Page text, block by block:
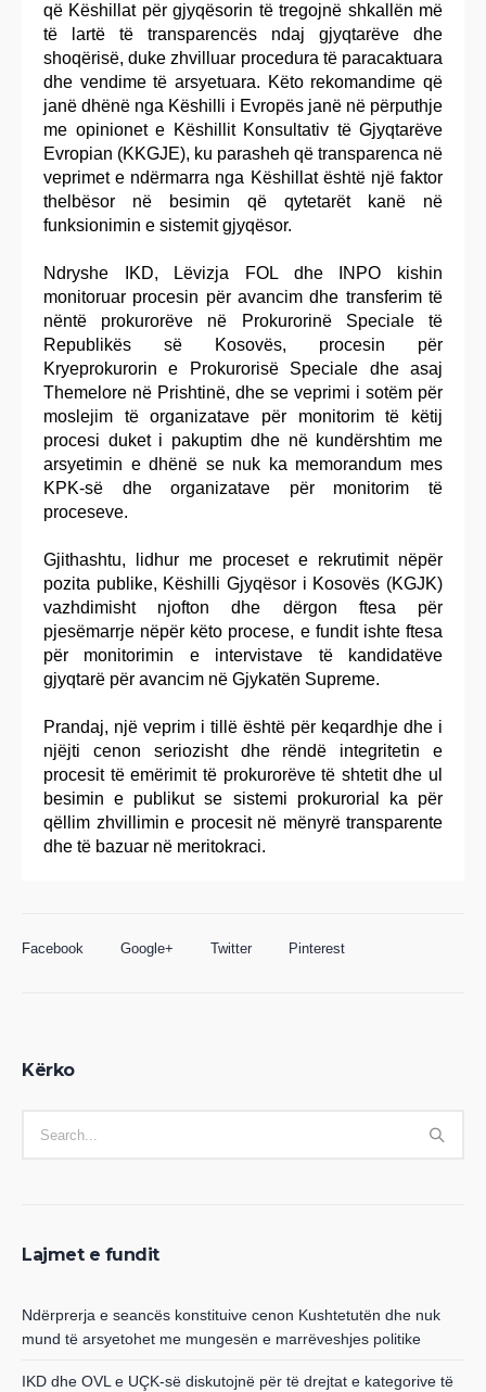
që Këshillat për gjyqësorin të tregojnë shkallën më
të lartë të transparencës ndaj gjyqtarëve dhe
shoqërisë, duke zhvilluar procedura të paracaktuara
dhe vendime të arsyetuara. Këto rekomandime që
janë dhënë nga Këshilli i Evropës janë në përputhje
me opinionet e Këshillit Konsultativ të Gjyqtarëve
Evropian (KKGJE), ku parasheh që transparenca në
veprimet e ndërmarra nga Këshillat është një faktor
thelbësor në besimin që qytetarët kanë në
funksionimin e sistemit gjyqësor.
Ndryshe IKD, Lëvizja FOL dhe INPO kishin
monitoruar procesin për avancim dhe transferim të
nëntë prokurorëve në Prokurorinë Speciale të
Republikës së Kosovës, procesin për
Kryeprokurorin e Prokurorisë Speciale dhe asaj
Themelore në Prishtinë, dhe se veprimi i sotëm për
moslejim të organizatave për monitorim të këtij
procesi duket i pakuptim dhe në kundërshtim me
arsyetimin e dhënë se nuk ka memorandum mes
KPK-së dhe organizatave për monitorim të
proceseve.
Gjithashtu, lidhur me proceset e rekrutimit nëpër
pozita publike, Këshilli Gjyqësor i Kosovës (KGJK)
vazhdimisht njofton dhe dërgon ftesa për
pjesëmarrje nëpër këto procese, e fundit ishte ftesa
për monitorimin e intervistave të kandidatëve
gjyqtarë për avancim në Gjykatën Supreme.
Prandaj, një veprim i tillë është për keqardhje dhe i
njëjti cenon seriozisht dhe rëndë integritetin e
procesit të emërimit të prokurorëve të shtetit dhe ul
besimin e publikut se sistemi prokurorial ka për
qëllim zhvillimin e procesit në mënyrë transparente
dhe të bazuar në meritokraci.
Facebook Google+ Twitter Pinterest
Kërko
Lajmet e fundit
Ndërprerja e seancës konstituive cenon Kushtetutën dhe nuk
mund të arsyetohet me mungesën e marrëveshjes politike
IKD dhe OVL e UÇK-së diskutojnë për të drejtat e kategorive të